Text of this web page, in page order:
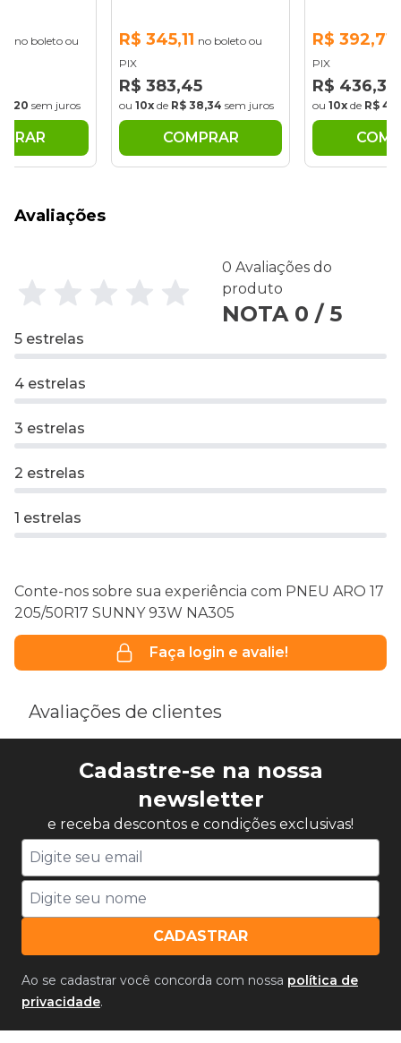
no boleto ou
sem juros
R$ 345,11 no boleto ou
PIX
R$ 383,45
ou 10x de R$ 38,34 sem juros
COMPRAR
R$ 392,71
PIX
R$ 436,34
ou 10x de R$
Avaliações
0 Avaliações do
produto
NOTA 0 / 5
5 estrelas
4 estrelas
3 estrelas
2 estrelas
1 estrelas
Conte-nos sobre sua experiência com PNEU ARO 17
205/50R17 SUNNY 93W NA305
Faça login e avalie!
Avaliações de clientes
Cadastre-se na nossa
newsletter
e receba descontos e condições exclusivas!
CADASTRAR
Ao se cadastrar você concorda com nossa política de
privacidade.